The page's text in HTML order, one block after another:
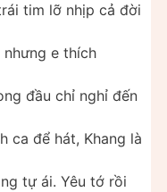
tim lỡ nhịp cả đời
nhưng e thích
đầu chỉ nghỉ đến
ca để hát, Khang là
tự ái. Yêu tớ rồi